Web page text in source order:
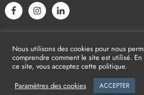
Nous utilisons des cookies pour nous
comprendre comment le site est utilisé.
ce site, vous acceptez cette politique.
Paramètres des cookies
ACCEPTER